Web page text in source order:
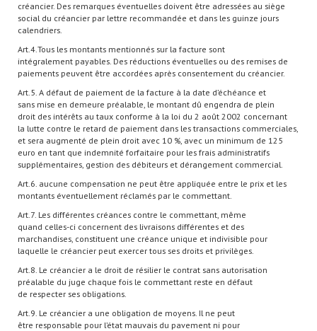
créancier. Des remarques éventuelles doivent être adressées au siège
social du créancier par lettre recommandée et dans les guinze jours
calendriers.
Art.4.Tous les montants mentionnés sur la facture sont
intégralement payables. Des réductions éventuelles ou des remises de
paiements peuvent être accordées après consentement du créancier.
Art.5. A défaut de paiement de la facture à la date d’échéance et
sans mise en demeure préalable, le montant dû engendra de plein
droit des intérêts au taux conforme à la loi du 2 août 2002 concernant
la lutte contre le retard de paiement dans les transactions commerciales,
et sera augmenté de plein droit avec 10 %, avec un minimum de 125
euro en tant que indemnité forfaitaire pour les frais administratifs
supplémentaires, gestion des débiteurs et dérangement commercial.
Art.6. aucune compensation ne peut être appliquée entre le prix et les
montants éventuellement réclamés par le commettant.
Art.7. Les différentes créances contre le commettant, même
quand celles-ci concernent des livraisons différentes et des
marchandises, constituent une créance unique et indivisible pour
laquelle le créancier peut exercer tous ses droits et privilèges.
Art.8. Le créancier a le droit de résilier le contrat sans autorisation
préalable du juge chaque fois le commettant reste en défaut
de respecter ses obligations.
Art.9. Le créancier a une obligation de moyens. Il ne peut
être responsable pour l’état mauvais du pavement ni pour